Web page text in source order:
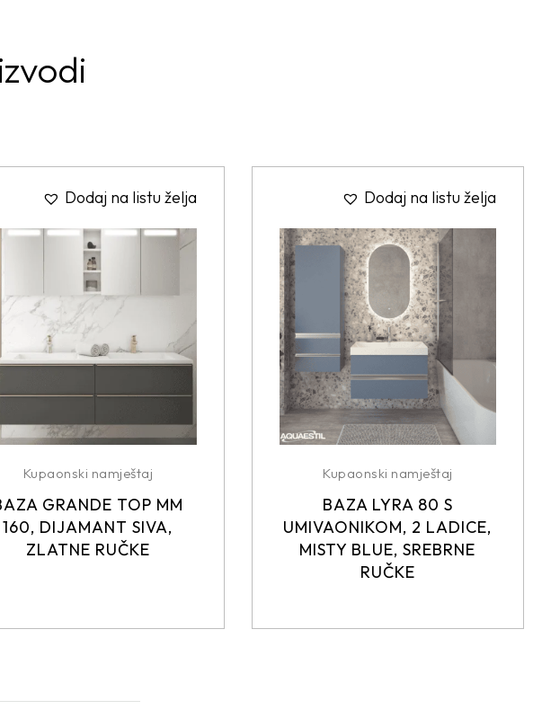
Dodaj na listu želja
Kupaonski namještaj
GRANDE TOP MM
160, DIJAMANT SIVA,
ZLATNE RUČKE
Dodaj na listu želja
Kupaonski namještaj
BAZA LYRA 80 S
UMIVAONIKOM, 2 LADICE,
MISTY BLUE, SREBRNE
RUČKE